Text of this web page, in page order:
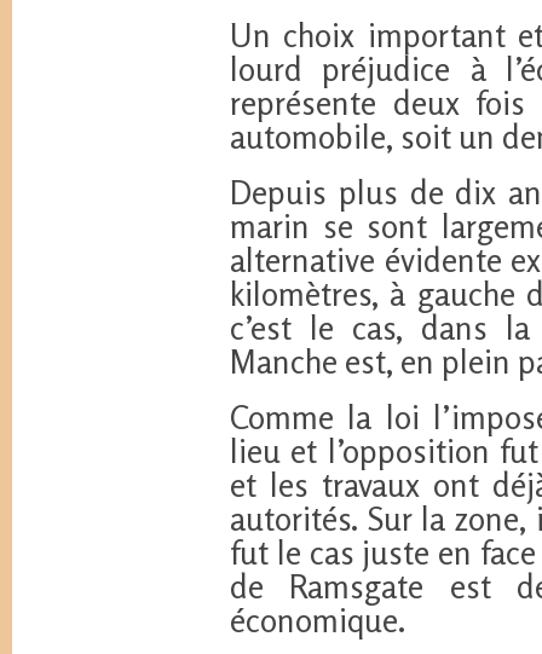
Un choix important
lourd préjudice à
représente deux
automobile, soit un
Depuis plus de dix
marin se sont
alternative évidente
kilomètres, à gauche
c’est le cas, dans
Manche est, en plein
Comme la loi
lieu et l’opposition
et les travaux ont
autorités. Sur la
fut le cas juste en
de Ramsgate est
économique.